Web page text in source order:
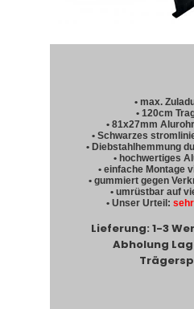
• max.
• 120cm
• 81x27mm
• Schwarzes
• Diebstahlhemmung
• hochwertiges
• einfache Montage
• gummiert gegen
• umrüstbar auf
• Unser Urteil:
Lieferung: 1-3
Abholung